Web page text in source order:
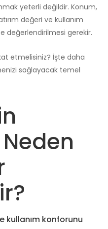
yeterli değildir. Konum,
değeri ve kullanım
değerlendirilmesi gerekir.
etmelisiniz? İşte daha
sağlayacak temel
kullanım konforunu